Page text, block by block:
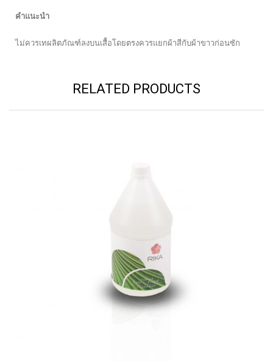
คำแนะนำ
ไม่ควรเทผลิตภัณฑ์ลงบนเสื้อโดยตรงควรแยกผ้าสีกับผ้าขาวก่อนซัก
RELATED PRODUCTS